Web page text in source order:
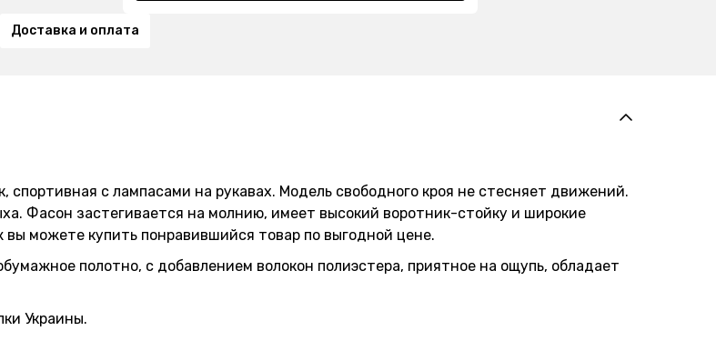
Доставка и оплата
с лампасами на рукавах. Модель свободного кроя не стесняет движений.
Фасон застегивается на молнию, имеет высокий воротник-стойку и широкие
можете купить понравившийся товар по выгодной цене.
полотно, с добавлением волокон полиэстера, приятное на ощупь, обладает
Украины.